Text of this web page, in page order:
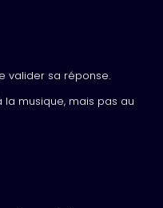
valider sa réponse.
la musique, mais pas au